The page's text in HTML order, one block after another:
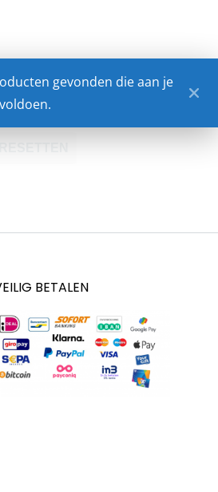
gevonden die aan je
RESETTEN
BETALEN